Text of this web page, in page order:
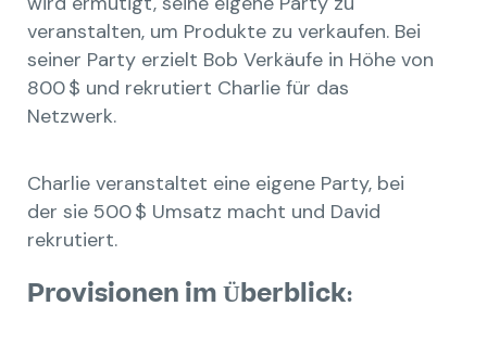
veranstalten, um Produkte zu verkaufen. Bei
seiner Party erzielt Bob Verkäufe in Höhe von
800 $ und rekrutiert Charlie für das
Netzwerk.
Charlie veranstaltet eine eigene Party, bei
der sie 500 $ Umsatz macht und David
rekrutiert.
Provisionen im Überblick: